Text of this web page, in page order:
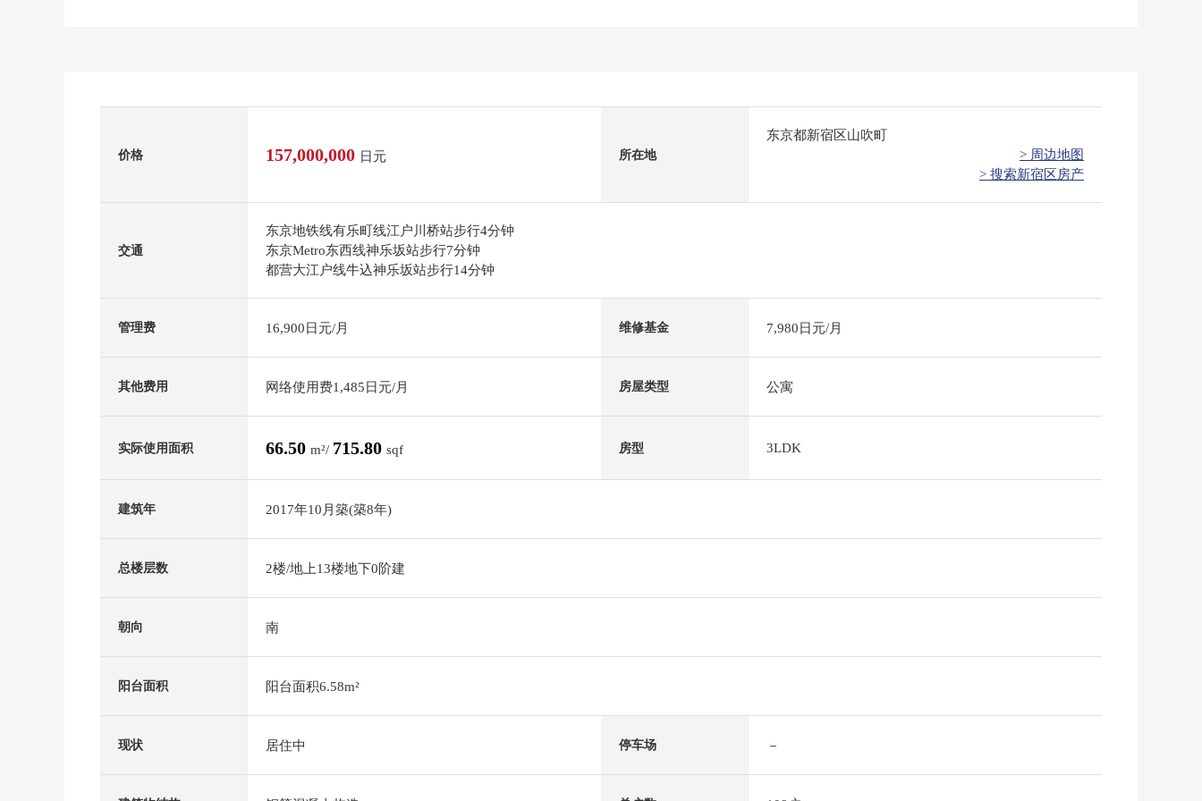
价格 157,000,000 日元 所在地
东京都新宿区山吹町
> 周边地图
> 搜索新宿区房产
交通
东京地铁线有乐町线江户川桥站步行4分钟
东京Metro东西线神乐坂站步行7分钟
都营大江户线牛込神乐坂站步行14分钟
管理费 16,900日元/月 维修基金 7,980日元/月
其他费用 网络使用费1,485日元/月 房屋类型 公寓
实际使用面积 66.50 m²/ 715.80 sqf 房型 3LDK
建筑年 2017年10月築(築8年)
总楼层数 2楼/地上13楼地下0阶建
朝向 南
阳台面积 阳台面积6.58m²
现状 居住中 停车场 －